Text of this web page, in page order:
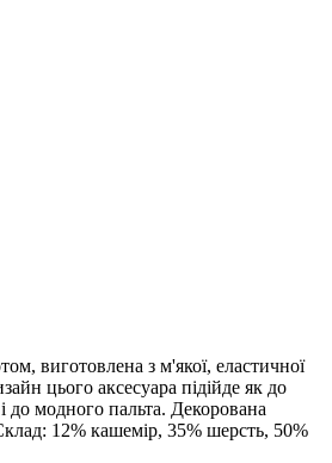
виготовлена ​​з м'якої, еластичної
цього аксесуара підійде як до
до модного пальта. Декорована
12% кашемір, 35% шерсть, 50%